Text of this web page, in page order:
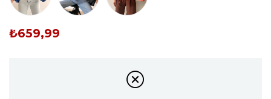
₺659,99